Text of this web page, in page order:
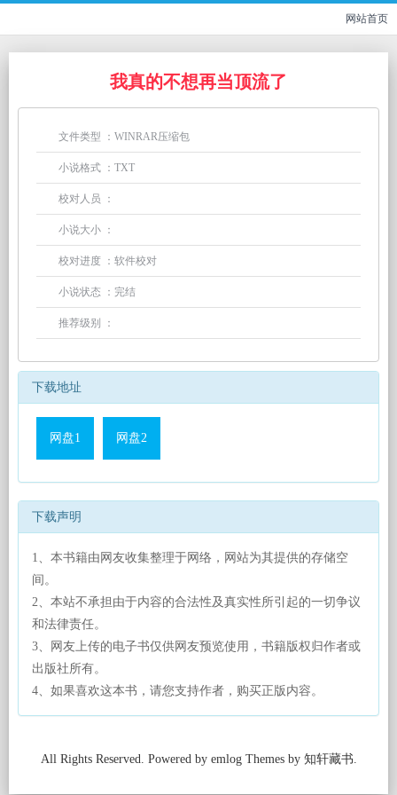
网站首页
我真的不想再当顶流了
文件类型 ：WINRAR压缩包
小说格式 ：TXT
校对人员 ：
小说大小 ：
校对进度 ：软件校对
小说状态 ：完结
推荐级别 ：
下载地址
网盘1 网盘2
下载声明
1、本书籍由网友收集整理于网络，网站为其提供的存储空
间。
2、本站不承担由于内容的合法性及真实性所引起的一切争议
和法律责任。
3、网友上传的电子书仅供网友预览使用，书籍版权归作者或
出版社所有。
4、如果喜欢这本书，请您支持作者，购买正版内容。
All Rights Reserved. Powered by emlog Themes by 知轩藏书.